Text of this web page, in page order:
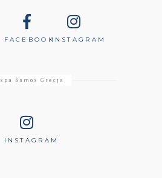
FACEBOOKINSTAGRAM
Samos Grecja
INSTAGRAM